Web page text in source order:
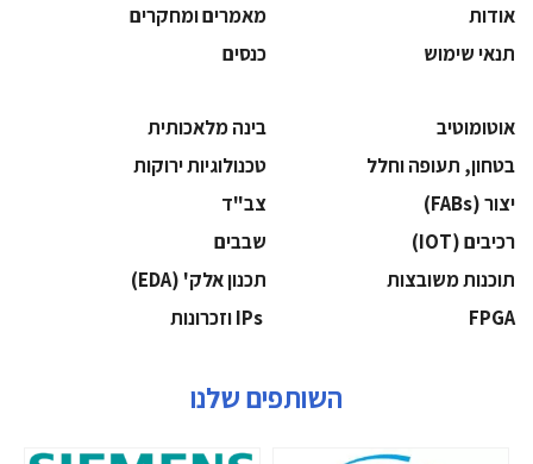
אודות
מאמרים ומחקרים
תנאי שימוש
כנסים
אוטומוטיב
בינה מלאכותית
בטחון, תעופה וחלל
‫טכנולוגיות ירוקות‬
‫יצור (‪(FABs‬‬
‫צב"ד‬
‫רכיבים‬ (IOT)
‫שבבים‬
‫תוכנות משובצות‬
‫תכנון אלק' (‪(EDA‬‬
‫‪FPGA‬‬
השותפים שלנו